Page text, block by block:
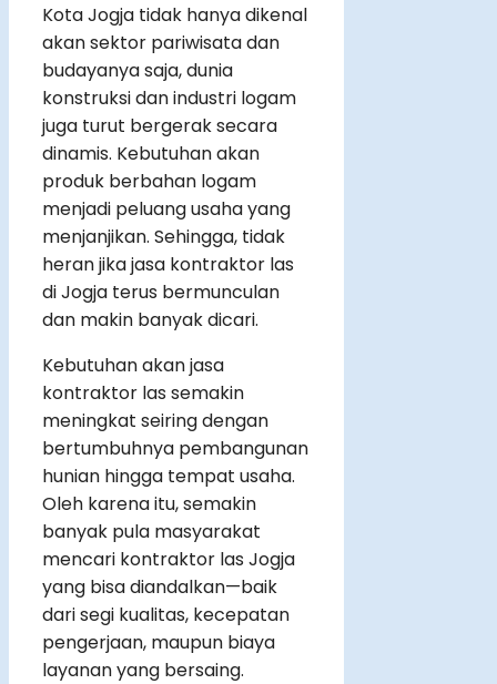
Kota Jogja tidak hanya dikenal
akan sektor pariwisata dan
budayanya saja, dunia
konstruksi dan industri logam
juga turut bergerak secara
dinamis. Kebutuhan akan
produk berbahan logam
menjadi peluang usaha yang
menjanjikan. Sehingga, tidak
heran jika jasa kontraktor las
di Jogja terus bermunculan
dan makin banyak dicari.
Kebutuhan akan jasa
kontraktor las semakin
meningkat seiring dengan
bertumbuhnya pembangunan
hunian hingga tempat usaha.
Oleh karena itu, semakin
banyak pula masyarakat
mencari kontraktor las Jogja
yang bisa diandalkan—baik
dari segi kualitas, kecepatan
pengerjaan, maupun biaya
layanan yang bersaing.